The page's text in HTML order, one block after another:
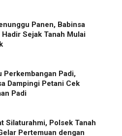
Panen, Babinsa
Hadir Sejak Tanah Mulai
Perkembangan Padi,
Dampingi Petani Cek
Padi
Silaturahmi, Polsek Tanah
Pertemuan dengan